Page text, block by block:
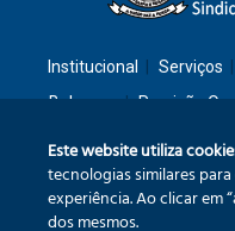
Institucional Serviços
Balanços
Previsão
Rua: São José, 36 – Ed.
Este website utiliza
tecnologias similares
experiência. Ao clicar em
dos mesmos.